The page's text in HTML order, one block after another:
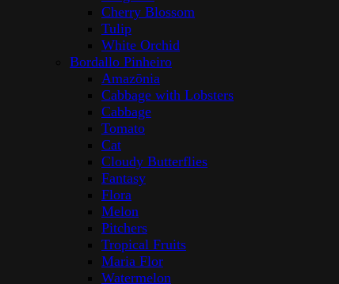
Cherry Blossom
Tulip
White Orchid
Bordallo Pinheiro
Amazōnia
Cabbage with Lobsters
Cabbage
Tomato
Cat
Cloudy Butterflies
Fantasy
Flora
Melon
Pitchers
Tropical Fruits
Maria Flor
Watermelon